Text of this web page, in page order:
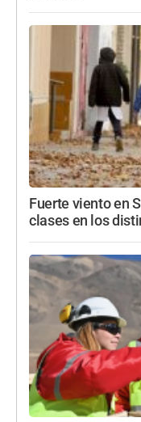
Fuerte viento en
clases en los